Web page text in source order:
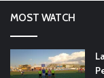
MOST WATCH